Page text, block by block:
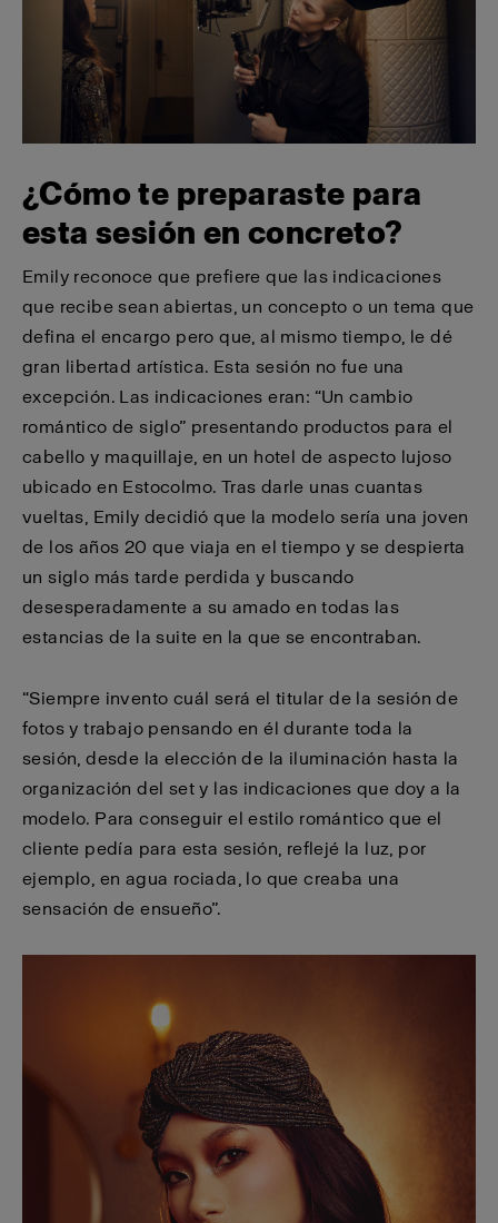
¿Cómo te preparaste para
esta sesión en concreto?
Emily reconoce que prefiere que las indicaciones
que recibe sean abiertas, un concepto o un tema que
defina el encargo pero que, al mismo tiempo, le dé
gran libertad artística. Esta sesión no fue una
excepción. Las indicaciones eran: “Un cambio
romántico de siglo” presentando productos para el
cabello y maquillaje, en un hotel de aspecto lujoso
ubicado en Estocolmo. Tras darle unas cuantas
vueltas, Emily decidió que la modelo sería una joven
de los años 20 que viaja en el tiempo y se despierta
un siglo más tarde perdida y buscando
desesperadamente a su amado en todas las
estancias de la suite en la que se encontraban.
“Siempre invento cuál será el titular de la sesión de
fotos y trabajo pensando en él durante toda la
sesión, desde la elección de la iluminación hasta la
organización del set y las indicaciones que doy a la
modelo. Para conseguir el estilo romántico que el
cliente pedía para esta sesión, reflejé la luz, por
ejemplo, en agua rociada, lo que creaba una
sensación de ensueño”.